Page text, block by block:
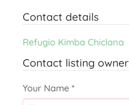
Contact details
Refugio Kimba Chiclana
Contact listing owner
Your Name *